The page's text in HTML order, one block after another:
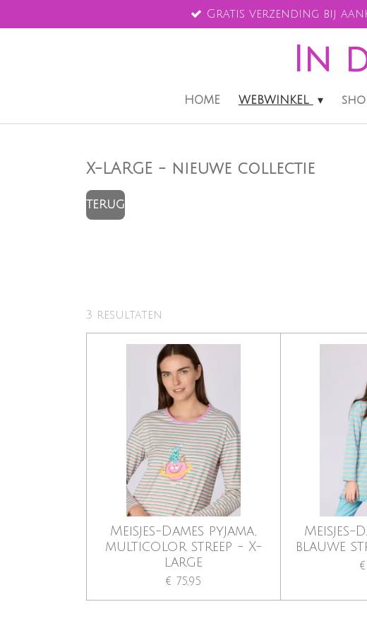
direct
Gratis verzending bij
In
HOME WEBWINKEL
X-LARGE - nieuwe collectie
TERUG
3 resultaten
Meisjes-Dames pyjama,
multicolor streep - X-
large
€ 75,95
Meisjes-
blauwe